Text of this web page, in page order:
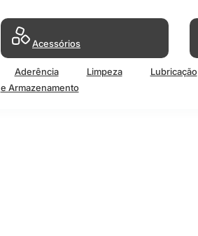
Acessórios
Aderência Limpeza Lubricação
e Armazenamento